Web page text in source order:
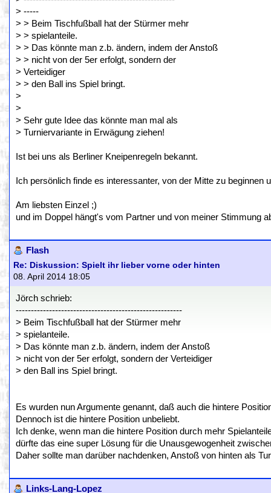
> -----
> > Beim Tischfußball hat der Stürmer mehr
> > spielanteile.
> > Das könnte man z.b. ändern, indem der Anstoß
> > nicht von der 5er erfolgt, sondern der
> Verteidiger
> > den Ball ins Spiel bringt.
>
>
> Sehr gute Idee das könnte man mal als
> Turniervariante in Erwägung ziehen!
Ist bei uns als Berliner Kneipenregeln bekannt.
Ich persönlich finde es interessanter, von der Mitte zu beginnen
Am liebsten Einzel ;)
und im Doppel hängt's vom Partner und von meiner Stimmung
Flash
Re: Diskussion: Spielt ihr lieber vorne oder hinten
08. April 2014 18:05
Jörch schrieb:
-------------------------------------------------------
> Beim Tischfußball hat der Stürmer mehr
> spielanteile.
> Das könnte man z.b. ändern, indem der Anstoß
> nicht von der 5er erfolgt, sondern der Verteidiger
> den Ball ins Spiel bringt.
Es wurden nun Argumente genannt, daß auch die hintere
Dennoch ist die hintere Position unbeliebt.
Ich denke, wenn man die hintere Position durch mehr
dürfte das eine super Lösung für die Unausgewogenheit
Daher sollte man darüber nachdenken, Anstoß von hinten als
Links-Lang-Lopez